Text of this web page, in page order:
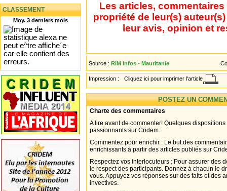
CLASSEMENT
Moy. 3 derniers mois
Les articles,
propriété de leur(s)
leur avis, opinion et
Source : RIM Infos - Mauritanie
Impression : Cliquez ici pour imprimer l'article
POSTEZ UN
Charte des commentaires
A lire avant de commenter! Quelques
passionnants sur Cridem :
Commentez pour enrichir : Le but des
enrichissants à partir des articles publiés sur
Respectez vos interlocuteurs : Pour assurer des
le respect des participants. Donnez à chacun le
vous. Appuyez vos réponses sur des faits et des
invectives.